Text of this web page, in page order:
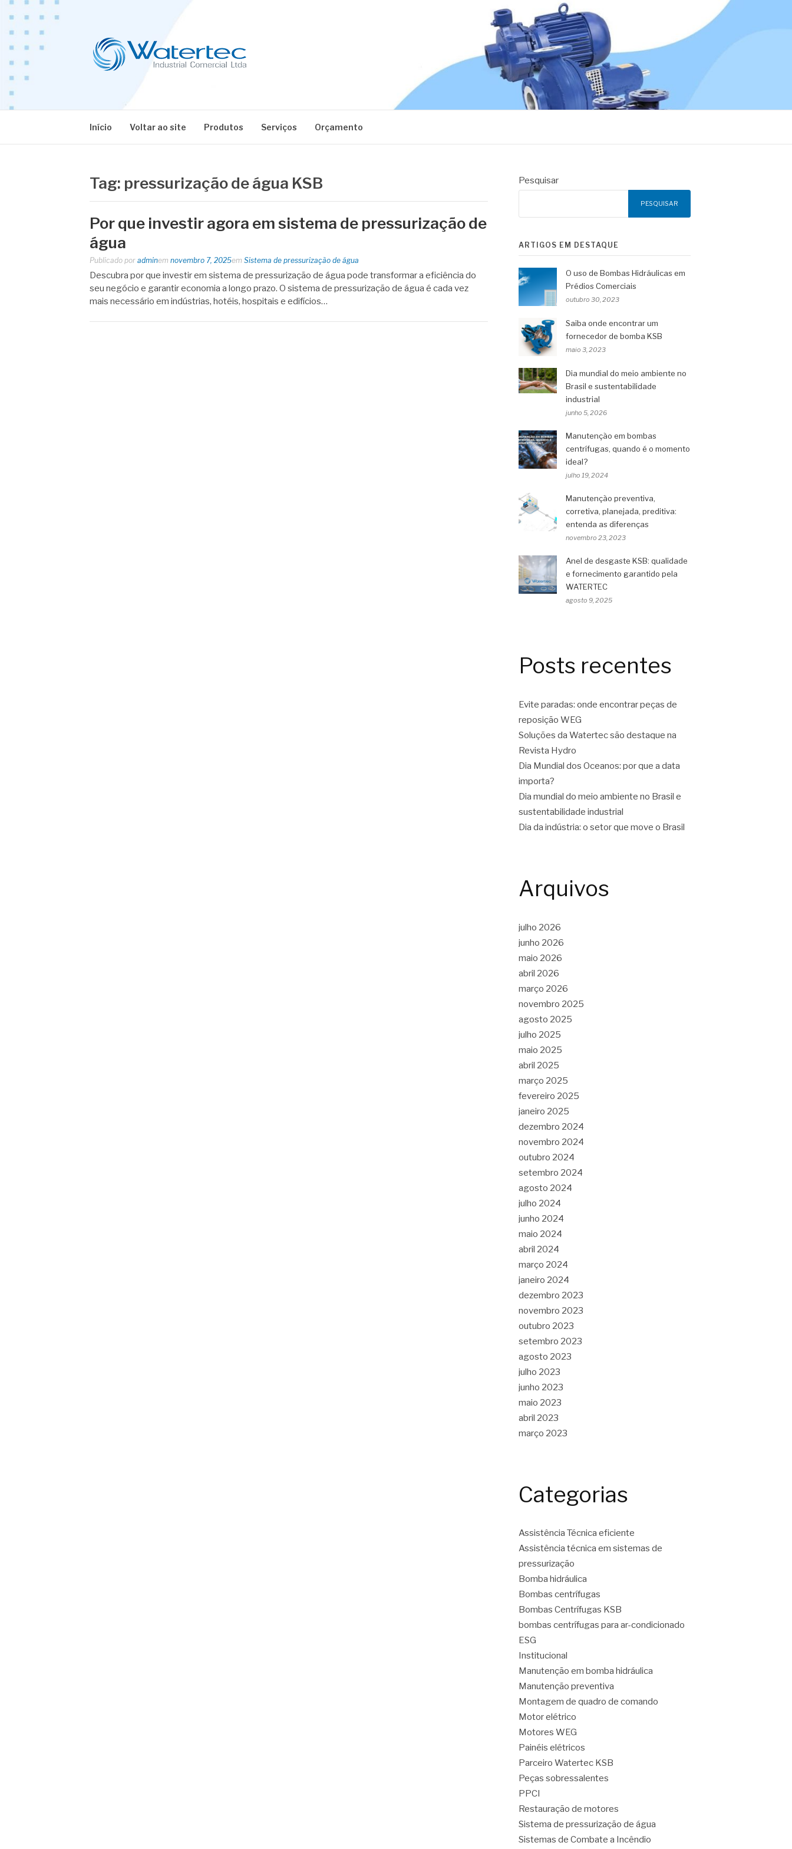
Pular
para
conteúdo
Início Voltar ao site Produtos Serviços Orçamento
Tag: pressurização de água KSB
Por que investir agora em sistema de pressurização de
água
Publicado por adminem novembro 7, 2025em Sistema de pressurização de água
Descubra por que investir em sistema de pressurização de água pode transformar a eficiência do
seu negócio e garantir economia a longo prazo. O sistema de pressurização de água é cada vez
mais necessário em indústrias, hotéis, hospitais e edifícios…
Pesquisar
PESQUISAR
ARTIGOS EM DESTAQUE
O uso de Bombas Hidráulicas em
Prédios Comerciais
outubro 30, 2023
Saiba onde encontrar um
fornecedor de bomba KSB
maio 3, 2023
Dia mundial do meio ambiente no
Brasil e sustentabilidade
industrial
junho 5, 2026
Manutenção em bombas
centrífugas, quando é o momento
ideal?
julho 19, 2024
Manutenção preventiva,
corretiva, planejada, preditiva:
entenda as diferenças
novembro 23, 2023
Anel de desgaste KSB: qualidade
e fornecimento garantido pela
WATERTEC
agosto 9, 2025
Posts recentes
Evite paradas: onde encontrar peças de
reposição WEG
Soluções da Watertec são destaque na
Revista Hydro
Dia Mundial dos Oceanos: por que a data
importa?
Dia mundial do meio ambiente no Brasil e
sustentabilidade industrial
Dia da indústria: o setor que move o Brasil
Arquivos
julho 2026
junho 2026
maio 2026
abril 2026
março 2026
novembro 2025
agosto 2025
julho 2025
maio 2025
abril 2025
março 2025
fevereiro 2025
janeiro 2025
dezembro 2024
novembro 2024
outubro 2024
setembro 2024
agosto 2024
julho 2024
junho 2024
maio 2024
abril 2024
março 2024
janeiro 2024
dezembro 2023
novembro 2023
outubro 2023
setembro 2023
agosto 2023
julho 2023
junho 2023
maio 2023
abril 2023
março 2023
Categorias
Assistência Técnica eficiente
Assistência técnica em sistemas de
pressurização
Bomba hidráulica
Bombas centrífugas
Bombas Centrífugas KSB
bombas centrífugas para ar-condicionado
ESG
Institucional
Manutenção em bomba hidráulica
Manutenção preventiva
Montagem de quadro de comando
Motor elétrico
Motores WEG
Painéis elétricos
Parceiro Watertec KSB
Peças sobressalentes
PPCI
Restauração de motores
Sistema de pressurização de água
Sistemas de Combate a Incêndio